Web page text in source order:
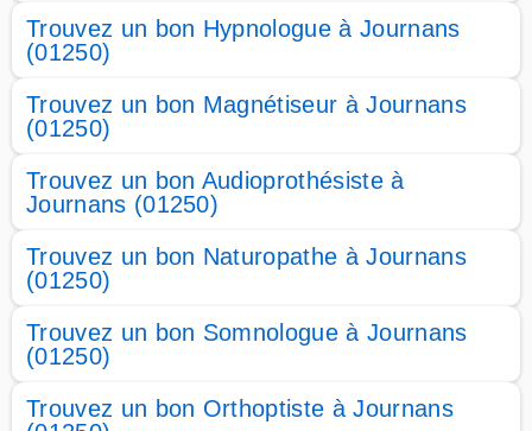
Trouvez un bon Hypnologue à Journans
(01250)
Trouvez un bon Magnétiseur à Journans
(01250)
Trouvez un bon Audioprothésiste à
Journans (01250)
Trouvez un bon Naturopathe à Journans
(01250)
Trouvez un bon Somnologue à Journans
(01250)
Trouvez un bon Orthoptiste à Journans